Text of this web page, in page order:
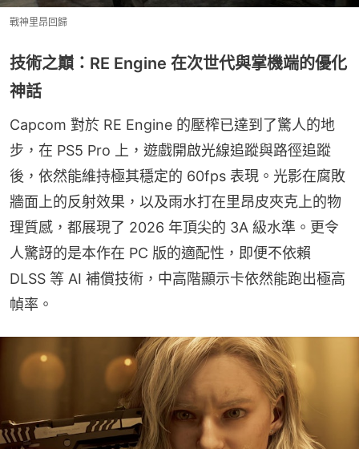
戰神里昂回歸
技術之巔：RE Engine 在次世代與掌機端的優化
神話
Capcom 對於 RE Engine 的壓榨已達到了驚人的地
步，在 PS5 Pro 上，遊戲開啟光線追蹤與路徑追蹤
後，依然能維持極其穩定的 60fps 表現。光影在腐敗
牆面上的反射效果，以及雨水打在里昂皮夾克上的物
理質感，都展現了 2026 年頂尖的 3A 級水準。更令
人驚訝的是本作在 PC 版的適配性，即便不依賴
DLSS 等 AI 補償技術，中高階顯示卡依然能跑出極高
幀率。